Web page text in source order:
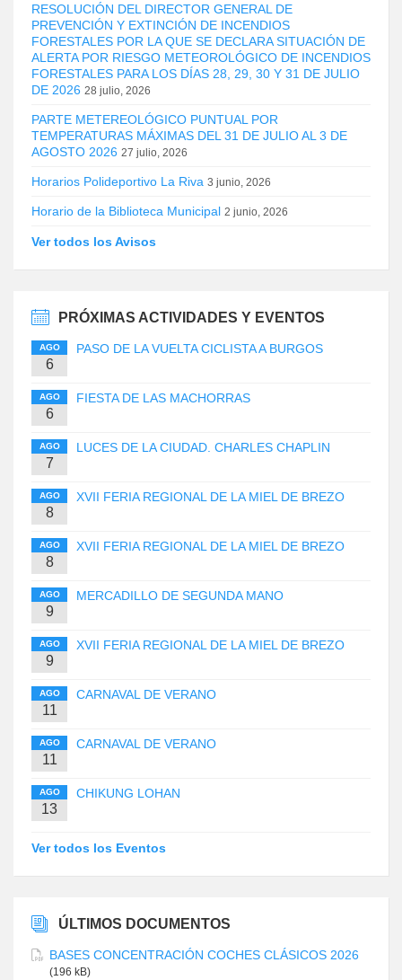
RESOLUCIÓN DEL DIRECTOR GENERAL DE
PREVENCIÓN Y EXTINCIÓN DE INCENDIOS
FORESTALES POR LA QUE SE DECLARA SITUACIÓN DE
ALERTA POR RIESGO METEOROLÓGICO DE INCENDIOS
FORESTALES PARA LOS DÍAS 28, 29, 30 Y 31 DE JULIO
DE 2026 28 julio, 2026
PARTE METEREOLÓGICO PUNTUAL POR
TEMPERATURAS MÁXIMAS DEL 31 DE JULIO AL 3 DE
AGOSTO 2026 27 julio, 2026
Horarios Polideportivo La Riva 3 junio, 2026
Horario de la Biblioteca Municipal 2 junio, 2026
Ver todos los Avisos
PRÓXIMAS ACTIVIDADES Y EVENTOS
AGO
6
PASO DE LA VUELTA CICLISTA A BURGOS
AGO
6
FIESTA DE LAS MACHORRAS
AGO
7
LUCES DE LA CIUDAD. CHARLES CHAPLIN
AGO
8
XVII FERIA REGIONAL DE LA MIEL DE BREZO
AGO
8
XVII FERIA REGIONAL DE LA MIEL DE BREZO
AGO
9
MERCADILLO DE SEGUNDA MANO
AGO
9
XVII FERIA REGIONAL DE LA MIEL DE BREZO
AGO
11
CARNAVAL DE VERANO
AGO
11
CARNAVAL DE VERANO
AGO
13
CHIKUNG LOHAN
Ver todos los Eventos
ÚLTIMOS DOCUMENTOS
BASES CONCENTRACIÓN COCHES CLÁSICOS 2026
(196 kB)